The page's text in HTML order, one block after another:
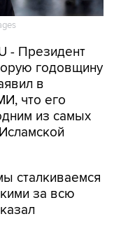
- Президент
годовщину
в
что его
из самых
сталкиваемся
за всю